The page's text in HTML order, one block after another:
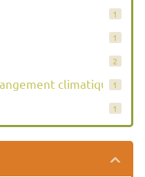
1
1
2
climatique1
1